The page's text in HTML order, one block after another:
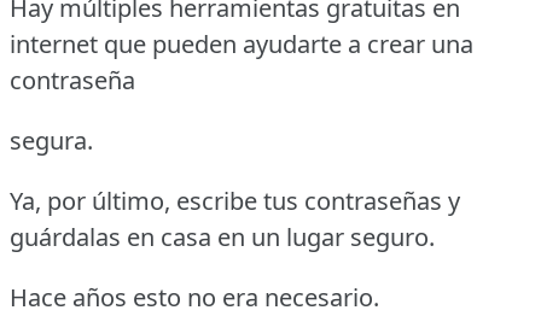
Hay múltiples herramientas gratuitas en
internet que pueden ayudarte a crear una
contraseña
segura.
Ya, por último, escribe tus contraseñas y
guárdalas en casa en un lugar seguro.
Hace años esto no era necesario.